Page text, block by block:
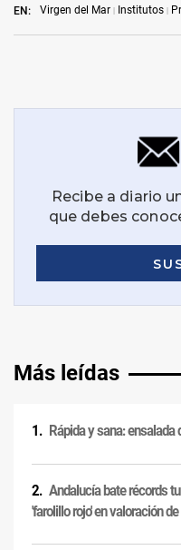
EN: Virgen del Mar Institutos
Más leídas
Rápida y sana:
Andalucía bate récords
'farolillo rojo' en valoración